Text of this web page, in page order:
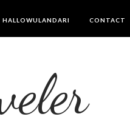
HALLOWULANDARI CONTACT